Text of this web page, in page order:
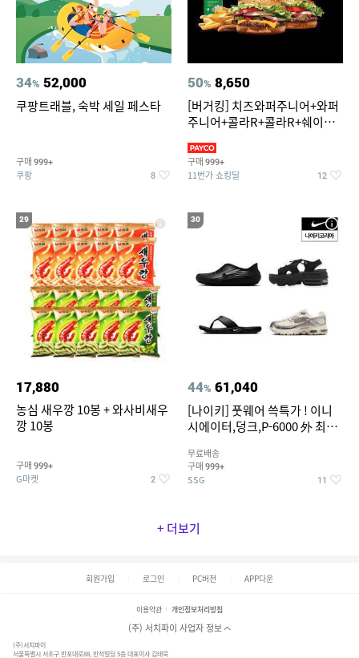
34% 52,000
쿠팡트래블, 숙박 세일 페스타
구매 999+
쿠팡 8
50% 8,650
[버거킹] 치즈와퍼주니어+와퍼
주니어+콜라R+콜라R+쉐이킹
구매 999+
11번가 쇼킹딜 12
29
17,880
농심 새우깡 10봉 + 와사비새우
깡 10봉
구매 999+
G마켓 2
30
44% 61,040
[나이키] 풋웨어 쓱특가 ! 이니
시에이터,덩크,P-6000 外 최대
무료배송
구매 999+
SSG 11
+ 더보기
회원가입 로그인 PC버전 APP다운
이용약관 개인정보처리방침
(주) 서치파이 사업자 정보
(주)서치파이
서울특별시 서초구 반포대로88, 반석빌딩 5층 대표이사 김태묵